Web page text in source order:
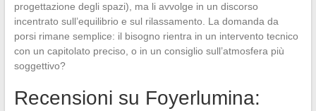
progettazione degli spazi), ma li avvolge in un discorso
incentrato sull’equilibrio e sul rilassamento. La domanda da
porsi rimane semplice: il bisogno rientra in un intervento tecnico
con un capitolato preciso, o in un consiglio sull’atmosfera più
soggettivo?
Recensioni su Foyerlumina: